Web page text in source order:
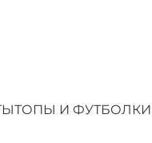
ТОПЫ И ФУТБОЛКИ